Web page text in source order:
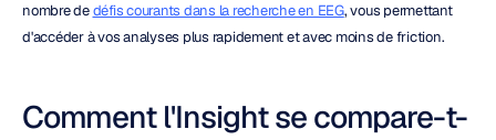
nombre de défis courants dans la recherche en EEG, vous permettant
d'accéder à vos analyses plus rapidement et avec moins de friction.
Comment l'Insight se compare-t-